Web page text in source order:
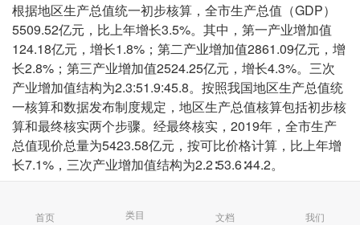
根据地区生产总值统一初步核算，全市生产总值（GDP）
5509.52亿元，比上年增长3.5%。其中，第一产业增加值
124.18亿元，增长1.8%；第二产业增加值2861.09亿元，增
长2.8%；第三产业增加值2524.25亿元，增长4.3%。三次
产业增加值结构为2.3:51.9:45.8。按照我国地区生产总值统
一核算和数据发布制度规定，地区生产总值核算包括初步核
算和最终核实两个步骤。经最终核实，2019年，全市生产
总值现价总量为5423.58亿元，按可比价格计算，比上年增
长7.1%，三次产业增加值结构为2.2∶53.6∶44.2。
首页 类目 文档 我们